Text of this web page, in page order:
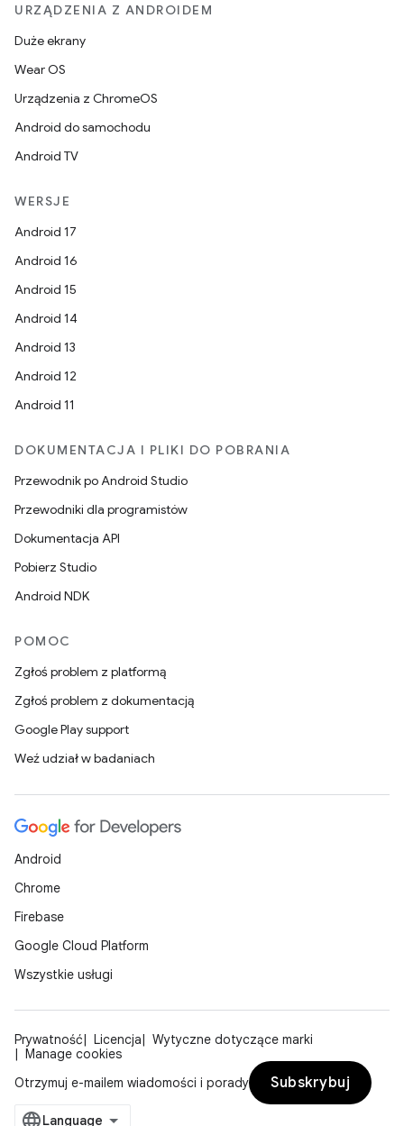
URZĄDZENIA Z ANDROIDEM
Duże ekrany
Wear OS
Urządzenia z ChromeOS
Android do samochodu
Android TV
WERSJE
Android 17
Android 16
Android 15
Android 14
Android 13
Android 12
Android 11
DOKUMENTACJA I PLIKI DO POBRANIA
Przewodnik po Android Studio
Przewodniki dla programistów
Dokumentacja API
Pobierz Studio
Android NDK
POMOC
Zgłoś problem z platformą
Zgłoś problem z dokumentacją
Google Play support
Weź udział w badaniach
Android
Chrome
Firebase
Google Cloud Platform
Wszystkie usługi
Prywatność Licencja
Wytyczne dotyczące marki
Manage cookies
Otrzymuj e-mailem wiadomości i porady
Subskrybuj